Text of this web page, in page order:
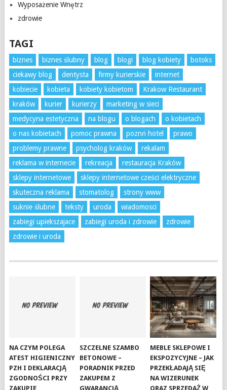
Wyposażenie Wnętrz
zdrowie
TAGI
biznes biznes ślubny blog blogi blog kobiety
botoks
ciekawy blog
dentysta firmy kurierskie
internet
kobiecie
kobieta kobiety kobietom
Krakow Restaurant
kraków
kurier kurierzy
marketing w sieci
medycyna estetyczna
na blogu o blogach
o kobietach
o nas kobietach
pomoc prawna poznń hotel
prawo
problemy prawne
psycholog kraków
rekalam
reklama w internecie
rekreacja
restauracja Kraków
sklepy internetowe
sklepy internetowe cześci elektryczne
skuteczna reklama
stomatolog
strony www
suknie ślubne
teksty uroda
wiadomosci
zabiegi upiekszajace
zabiegi uroda i zdrowie
zdrowie
zdrowie i uroda
NA CZYM POLEGA
ATEST HIGIENICZNY
PZH I DEKLARACJĄ
ZGODNOŚCI PRZY
ZAKUPIE
SZCZELNE SZAMBO
BETONOWE –
PORADNIK PRZED
ZAKUPEM Z
GWARANCJĄ
MEBLE SKLEPOWE I
EKSPOZYCYJNE – JAK
PRZEKŁADAJĄ SIĘ
NA WIZERUNEK
ORAZ SPRZEDAŻ W